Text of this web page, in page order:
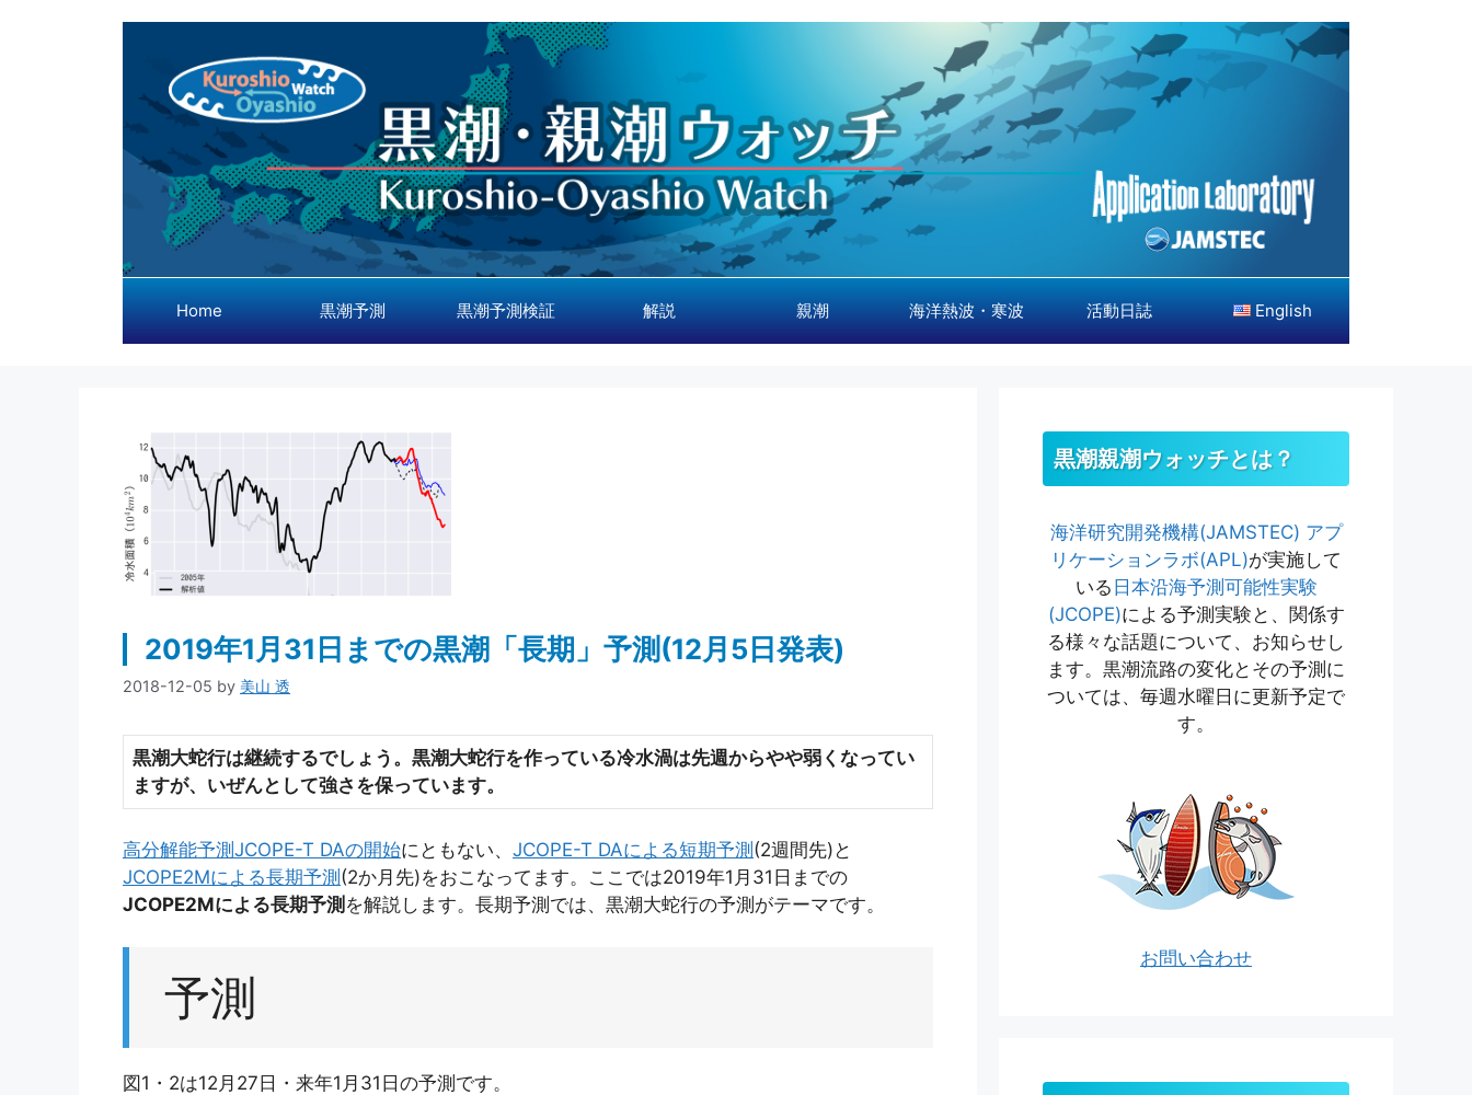
Home 黒潮予測 黒潮予測検証 解説 親潮 海洋熱波・寒波 活動日誌 English
2019年1月31日までの黒潮「長期」予測(12月5日発表)
2018-12-05 by 美山 透
黒潮大蛇行は継続するでしょう。黒潮大蛇行を作っている冷水渦は先週からやや弱くなってい
ますが、いぜんとして強さを保っています。
高分解能予測JCOPE-T DAの開始にともない、 JCOPE-T DAによる短期予測 (2週間先)と
JCOPE2Mによる長期予測 (2か月先)をおこなってます。ここでは2019年1月31日までの
JCOPE2Mによる長期予測 を解説します。長期予測では、黒潮大蛇行の予測がテーマです。
予測
図1・2は12月27日・来年1月31日の予測です。
黒潮親潮ウォッチとは？
海洋研究開発機構(JAMSTEC) アプ
リケーションラボ(APL)が実施して
いる 日本沿海予測可能性実験
(JCOPE)による予測実験と、関係す
る様々な話題について、お知らせし
ます。黒潮流路の変化とその予測に
ついては、毎週水曜日に更新予定で
す。
お問い合わせ